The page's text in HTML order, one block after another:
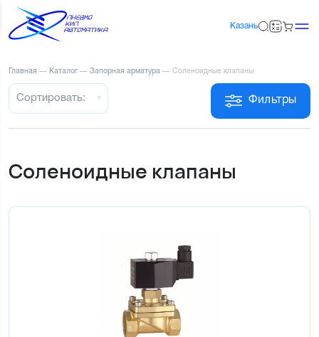
Казань
Главная — Каталог — Запорная арматура — Соленоидные клапаны
Фильтры
Сортировать:
Соленоидные клапаны